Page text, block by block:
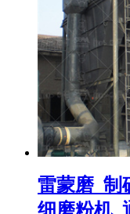
雷蒙磨_制